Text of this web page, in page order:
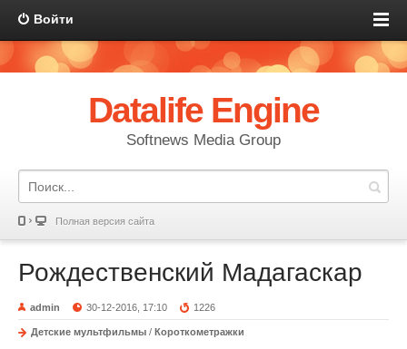
Войти
Datalife Engine
Softnews Media Group
Полная версия сайта
Рождественский Мадагаскар
admin 30-12-2016, 17:10 1226
Детские мультфильмы / Короткометражки